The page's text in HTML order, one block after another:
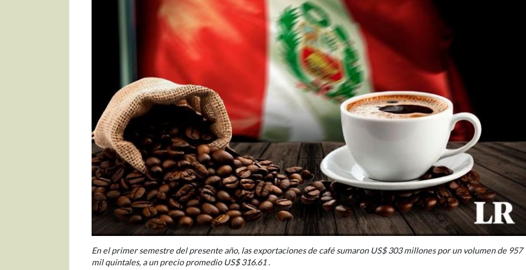
En el primer semestre del presente año, las exportaciones de café sumaron US$ 303 millones por un volumen de 957
mil quintales, a un precio promedio US$ 316.61 .